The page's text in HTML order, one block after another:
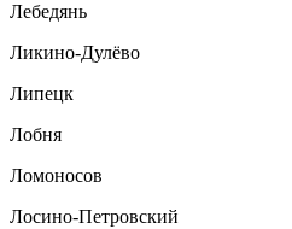
Лебедянь
Ликино-Дулёво
Липецк
Лобня
Ломоносов
Лосино-Петровский